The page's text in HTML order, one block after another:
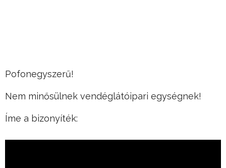
Pofonegyszerű!
Nem minősülnek vendéglátóipari egységnek!
Íme a bizonyíték: